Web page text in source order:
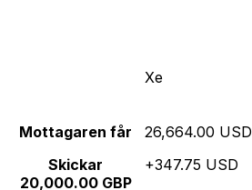
Xe
Mottagaren får
Skickar
20,000.00 GBP
26,664.00 USD
+347.75 USD